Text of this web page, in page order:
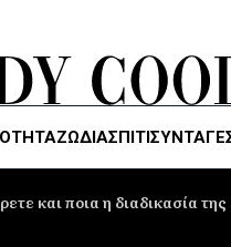
ΖΏΔΙΑΣΠΙΤΙ
και ποια η διαδικασία της